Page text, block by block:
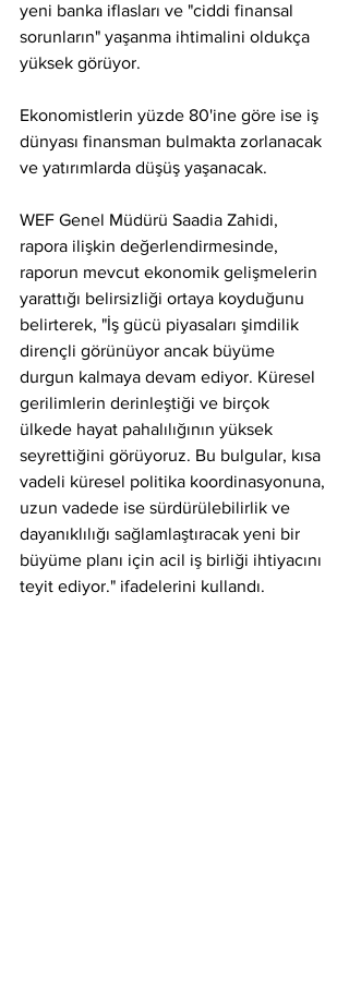
yeni banka iflasları ve "ciddi finansal
sorunların" yaşanma ihtimalini oldukça
yüksek görüyor.
Ekonomistlerin yüzde 80'ine göre ise iş
dünyası finansman bulmakta zorlanacak
ve yatırımlarda düşüş yaşanacak.
WEF Genel Müdürü Saadia Zahidi,
rapora ilişkin değerlendirmesinde,
raporun mevcut ekonomik gelişmelerin
yarattığı belirsizliği ortaya koyduğunu
belirterek, "İş gücü piyasaları şimdilik
dirençli görünüyor ancak büyüme
durgun kalmaya devam ediyor. Küresel
gerilimlerin derinleştiği ve birçok
ülkede hayat pahalılığının yüksek
seyrettiğini görüyoruz. Bu bulgular, kısa
vadeli küresel politika koordinasyonuna,
uzun vadede ise sürdürülebilirlik ve
dayanıklılığı sağlamlaştıracak yeni bir
büyüme planı için acil iş birliği ihtiyacını
teyit ediyor." ifadelerini kullandı.